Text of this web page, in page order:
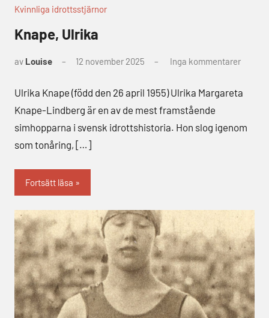
Kvinnliga idrottsstjärnor
Knape, Ulrika
av Louise 12 november 2025 Inga kommentarer
Ulrika Knape (född den 26 april 1955) Ulrika Margareta
Knape-Lindberg är en av de mest framstående
simhopparna i svensk idrottshistoria. Hon slog igenom
som tonåring, […]
Fortsätt läsa